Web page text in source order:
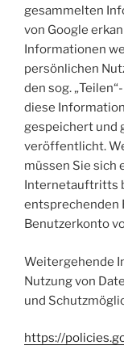
gesammelten
von Google
Informationen
persönlichen
den sog.
diese
gespeichert und
veröffentlicht.
müssen Sie sich
Internetauftritts
entsprechenden
Benutzerkonto
Weitergehende
Nutzung von
und
https://